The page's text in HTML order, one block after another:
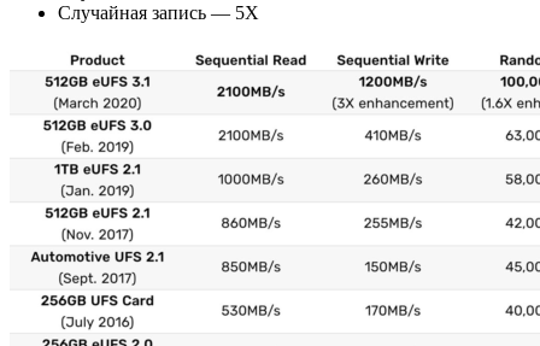
Случайная запись — 5X